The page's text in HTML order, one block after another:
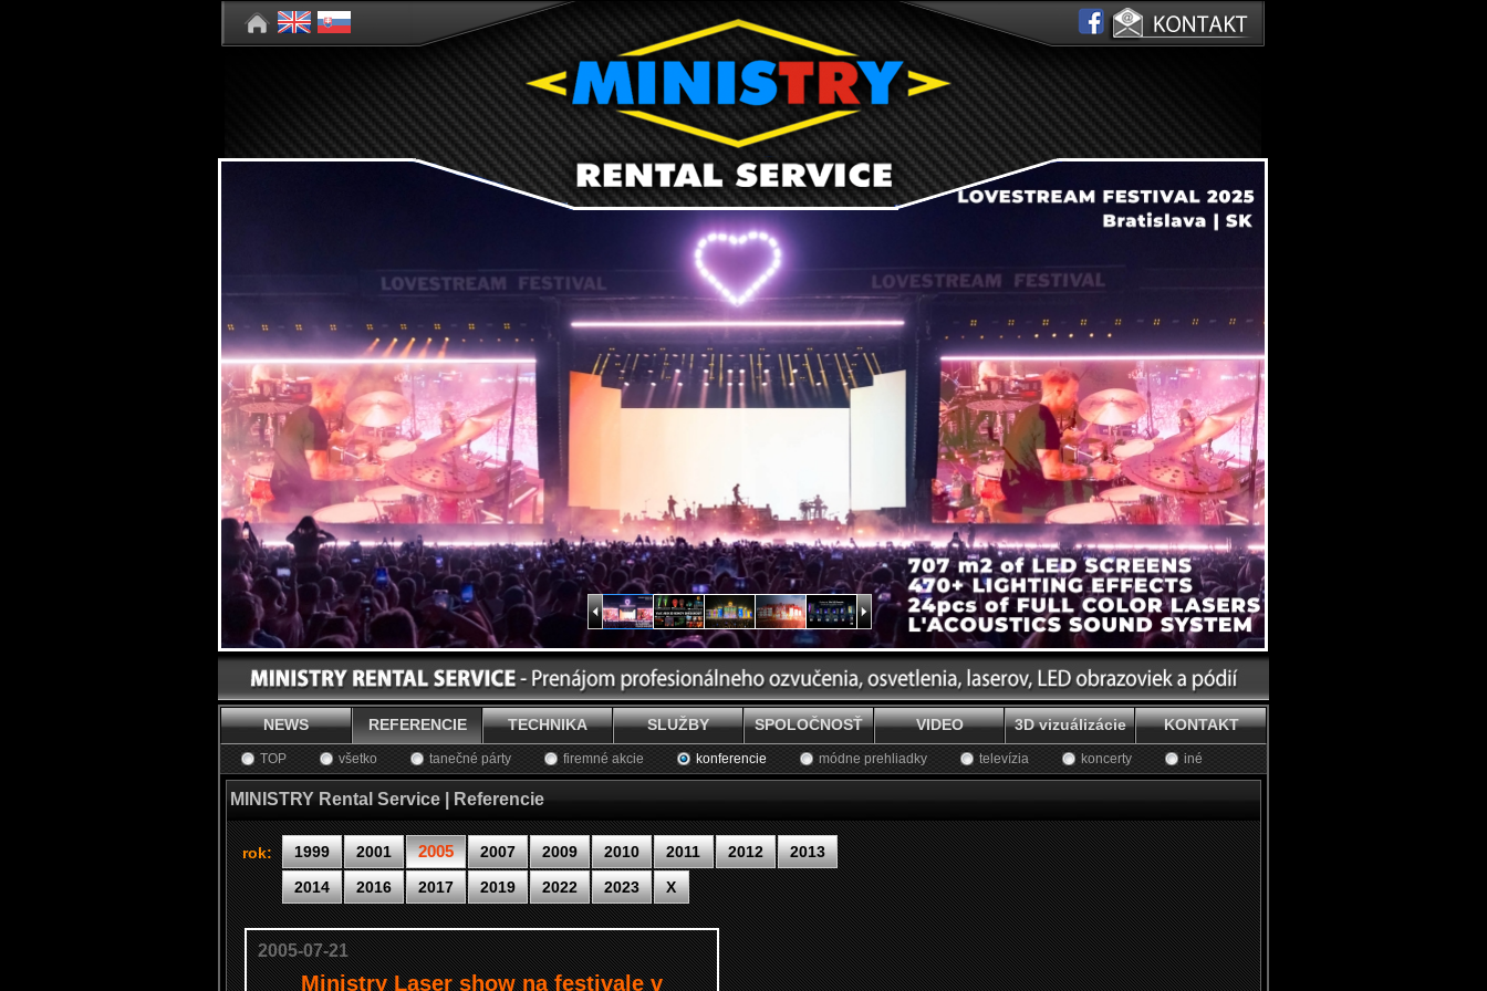
NEWS REFERENCIE TECHNIKA SLUŽBY SPOLOČNOSŤ VIDEO 3D vizuálizácie KONTAKT
TOP všetko tanečné párty firemné akcie konferencie módne prehliadky televízia koncerty iné
MINISTRY Rental Service | Referencie
rok: 1999 2001 2005 2007 2009 2010 2011 2012
2013
2014
2016 2017 2019 2022 2023 X
2005-07-21
Ministry Laser show na festivale v